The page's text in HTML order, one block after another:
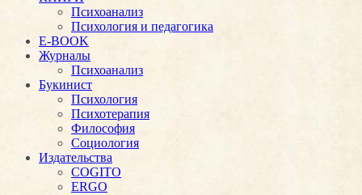
Психоанализ
Психология и педагогика
E-BOOK
Журналы
Психоанализ
Букинист
Психология
Психотерапия
Философия
Социология
Издательства
COGITO
ERGO